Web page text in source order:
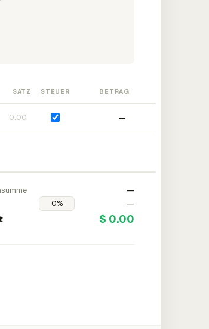
SATZ STEUER BETRAG
—
—
—
$ 0.00